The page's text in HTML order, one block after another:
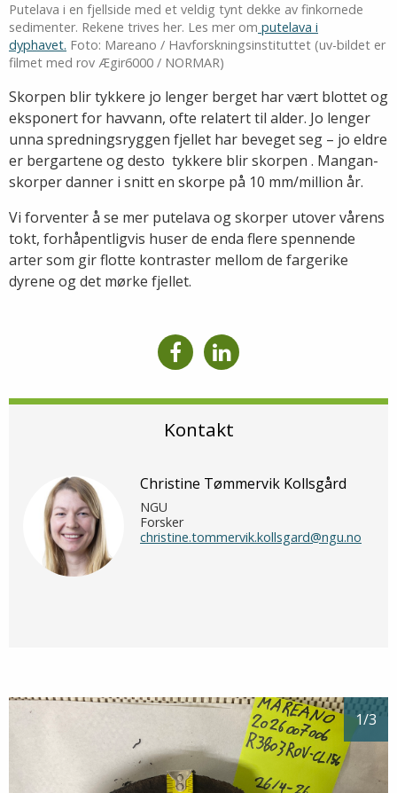
Putelava i en fjellside med et veldig tynt dekke av finkornede
sedimenter. Rekene trives her. Les mer om putelava i
dyphavet. Foto: Mareano / Havforskningsinstituttet (uv-bildet er
filmet med rov Ægir6000 / NORMAR)
Skorpen blir tykkere jo lenger berget har vært blottet og
eksponert for havvann, ofte relatert til alder. Jo lenger
unna spredningsryggen fjellet har beveget seg – jo eldre
er bergartene og desto tykkere blir skorpen . Mangan-
skorper danner i snitt en skorpe på 10 mm/million år.
Vi forventer å se mer putelava og skorper utover vårens
tokt, forhåpentligvis huser de enda flere spennende
arter som gir flotte kontraster mellom de fargerike
dyrene og det mørke fjellet.
Kontakt
Christine Tømmervik Kollsgård
NGU
Forsker
christine.tommervik.kollsgard@ngu.no
1/3